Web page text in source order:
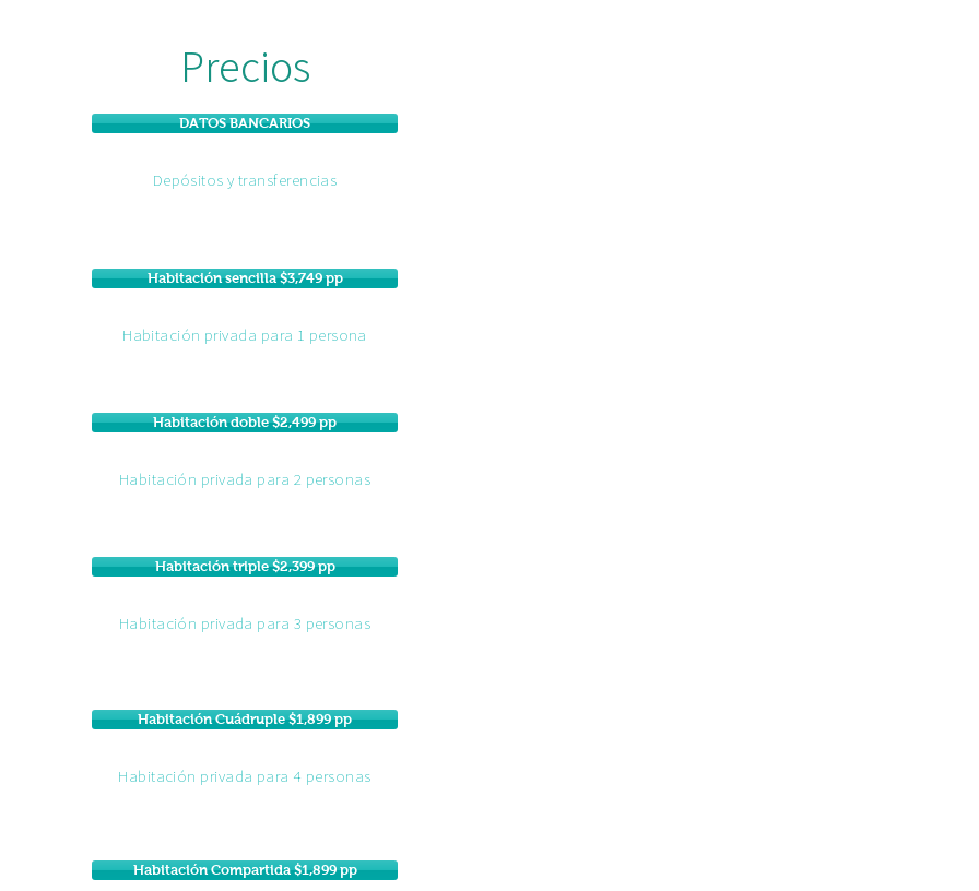
Precios
DATOS BANCARIOS
Depósitos y transferencias
Habitación sencilla $3,749 pp
Habitación privada para 1 persona
Habitación doble $2,499 pp
Habitación privada para 2 personas
Habitación triple $2,399 pp
Habitación privada para 3 personas
Habitación Cuádruple $1,899 pp
Habitación privada para 4 personas
Habitación Compartida $1,899 pp